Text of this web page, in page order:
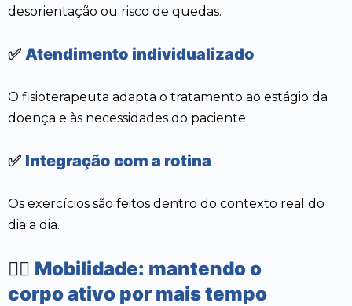
desorientação ou risco de quedas.
✅ Atendimento individualizado
O fisioterapeuta adapta o tratamento ao estágio da
doença e às necessidades do paciente.
✅ Integração com a rotina
Os exercícios são feitos dentro do contexto real do
dia a dia.
🚶‍♂️ Mobilidade: mantendo o
corpo ativo por mais tempo